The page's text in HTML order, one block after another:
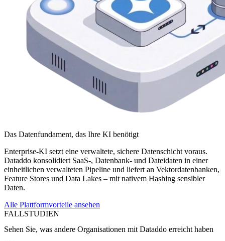
Das Datenfundament, das Ihre KI benötigt
Enterprise-KI setzt eine verwaltete, sichere Datenschicht voraus.
Dataddo konsolidiert SaaS-, Datenbank- und Dateidaten in einer
einheitlichen verwalteten Pipeline und liefert an Vektordatenbanken,
Feature Stores und Data Lakes – mit nativem Hashing sensibler
Daten.
Alle Plattformvorteile ansehen
FALLSTUDIEN
Sehen Sie, was andere Organisationen mit Dataddo erreicht haben